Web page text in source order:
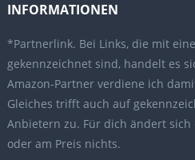
INFORMATIONEN
*Partnerlink. Bei Links, die mit
gekennzeichnet sind, handelt es
Amazon-Partner verdiene ich
Gleiches trifft auch auf
Anbietern zu. Für dich ändert
oder am Preis nichts.